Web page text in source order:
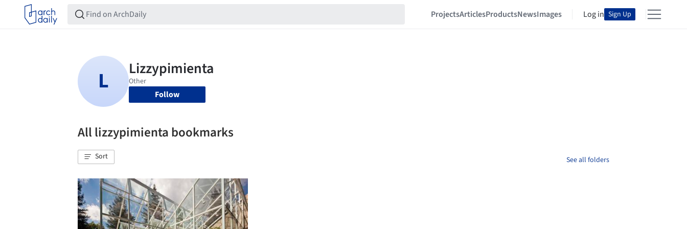
ProjectsArticlesProductsNewsImages Log in Sign Up
Follow
All lizzypimienta bookmarks
Sort See all folders